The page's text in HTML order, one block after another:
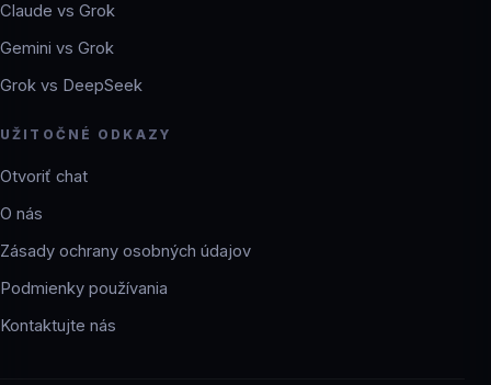
Claude vs Grok
Gemini vs Grok
Grok vs DeepSeek
UŽITOČNÉ ODKAZY
Otvoriť chat
O nás
Zásady ochrany osobných údajov
Podmienky používania
Kontaktujte nás